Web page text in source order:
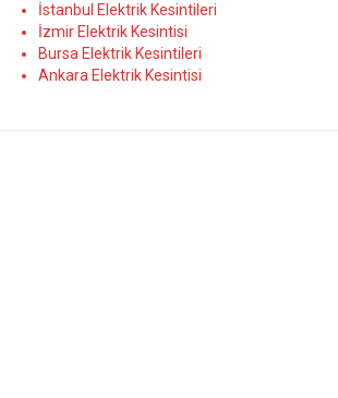
İstanbul Elektrik Kesintileri
İzmir Elektrik Kesintisi
Bursa Elektrik Kesintileri
Ankara Elektrik Kesintisi